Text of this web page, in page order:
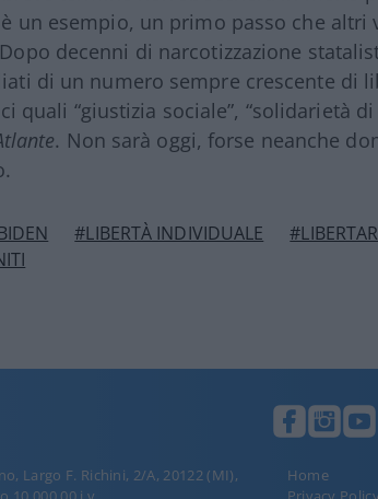
un esempio, un primo passo che altri
decenni di narcotizzazione
di un numero sempre crescente di
“giustizia sociale”, “solidarietà di
. Non sarà oggi, forse neanche
#LIBERTÀ INDIVIDUALE
Largo F. Richini, 2/A, 20122 (MI),
Home